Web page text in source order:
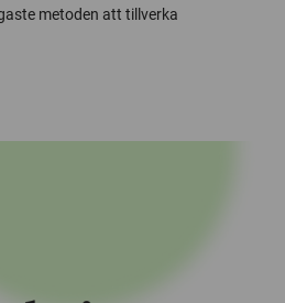
metoden att tillverka